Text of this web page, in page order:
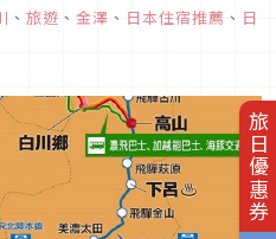
旅日優惠券
飯店室內外的整體設計上，也
開業五周年，飯店主要的餐...
、 旅遊 、 金澤 、 日本住宿推薦 、 日